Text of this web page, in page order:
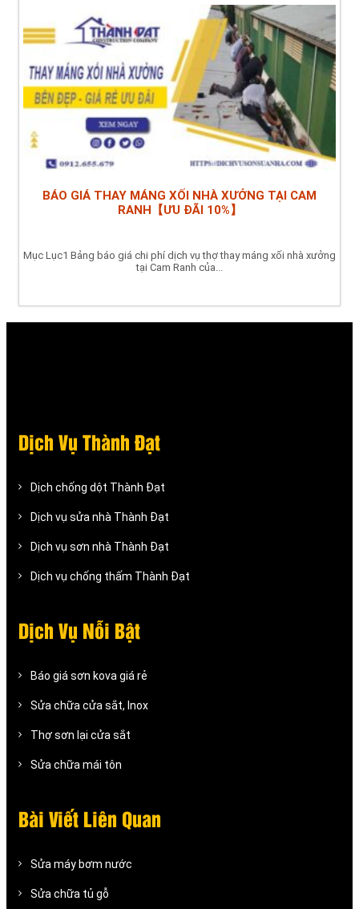
BÁO GIÁ THAY MÁNG XỐI NHÀ XƯỞNG TẠI CAM
RANH【ƯU ĐÃI 10%】
Mục Lục1 Bảng báo giá chi phí dịch vụ thợ thay máng xối nhà xưởng
tại Cam Ranh của...
Dịch Vụ Thành Đạt
Dịch chống dột Thành Đạt
Dịch vụ sửa nhà Thành Đạt
Dịch vụ sơn nhà Thành Đạt
Dịch vụ chống thấm Thành Đạt
Dịch Vụ Nỗi Bật
Báo giá sơn kova giá rẻ
Sửa chữa cửa sắt, Inox
Thợ sơn lại cửa sắt
Sửa chữa mái tôn
Bài Viết Liên Quan
Sửa máy bơm nước
Sửa chữa tủ gỗ